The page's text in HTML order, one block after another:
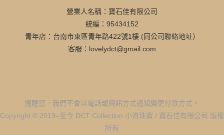
營業人名稱：寶石佳有限公司
統編：95434152
青年店：台南市東區青年路422號1樓 (同公司聯絡地址）
客服：lovelydct@gmail.com
提醒您，我們不會以電話或簡訊方式通知變更付款方式。
Copyright © 2019–至今 DCT Collection 小資珠寶 / 寶石佳有限公司 版權
所有